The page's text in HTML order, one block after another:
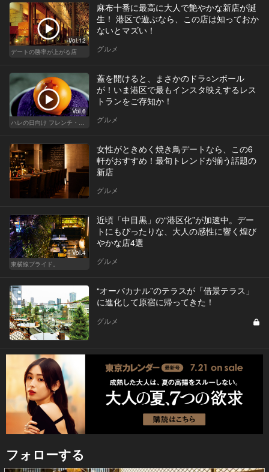
Vol.12
デートの勝率が上がる店
麻布十番に最高に大人で艶やかな新店が誕
生！ 港区で遊ぶなら、この店は知っておか
ないとマズい！
グルメ
Vol.6
蓋を開けると、まさかのドラ○ンボール
が！いま港区で最もインスタ映えするレス
トランをご存知か！
グルメ
女性がときめく焼き鳥デートなら、この6
軒がおすすめ！最旬トレンドが揃う話題の
新店
グルメ
Vol.4
東横線プライド。
近頃「中目黒」の“港区化”が加速中。デー
トにもぴったりな、大人の感性に響く煌び
やかな店4選
グルメ
“オーバカナル”のテラスが「借景テラス」
に進化して原宿に帰ってきた！
グルメ
フォローする